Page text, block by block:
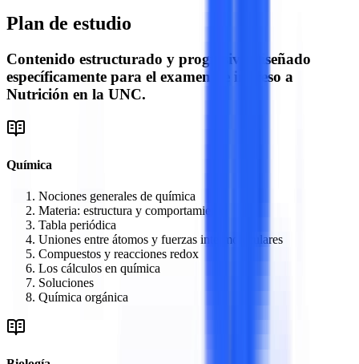
Plan de estudio
Contenido estructurado y progresivo diseñado
específicamente para el examen de ingreso a
Nutrición en la UNC.
Química
Nociones generales de química
Materia: estructura y comportamiento
Tabla periódica
Uniones entre átomos y fuerzas intermoleculares
Compuestos y reacciones redox
Los cálculos en química
Soluciones
Química orgánica